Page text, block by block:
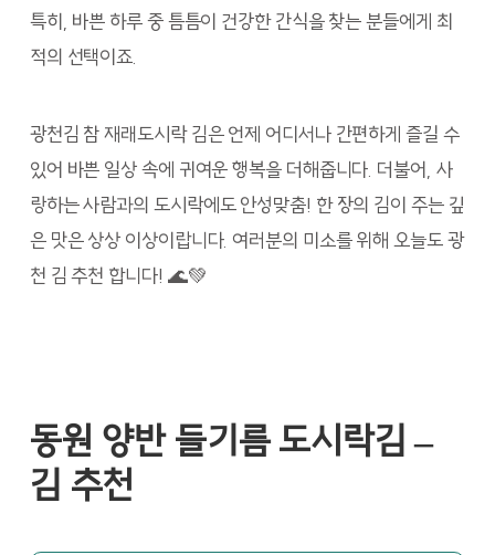
특히, 바쁜 하루 중 틈틈이 건강한 간식을 찾는 분들에게 최
적의 선택이죠.
광천김 참 재래도시락 김은 언제 어디서나 간편하게 즐길 수
있어 바쁜 일상 속에 귀여운 행복을 더해줍니다. 더불어, 사
랑하는 사람과의 도시락에도 안성맞춤! 한 장의 김이 주는 깊
은 맛은 상상 이상이랍니다. 여러분의 미소를 위해 오늘도 광
천 김 추천 합니다! 🌊💚
동원 양반 들기름 도시락김 –
김 추천